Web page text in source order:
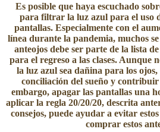
Es posible que haya escuchado
para filtrar la luz azul para el uso
pantallas. Especialmente con el
línea durante la pandemia, muchos
anteojos debe ser parte de la lista
para el regreso a las clases. Aunque
la luz azul sea dañina para los
conciliación del sueño y
embargo, apagar las pantallas una
aplicar la regla 20/20/20, descrita
consejos, puede ayudar a evitar estos
comprar estos